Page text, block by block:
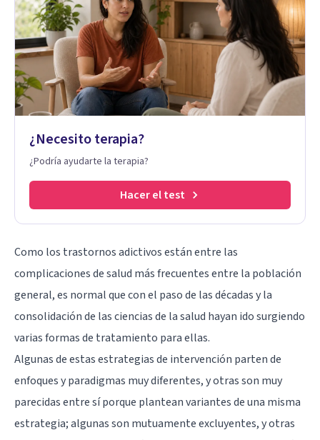
¿Necesito terapia?
¿Podría ayudarte la terapia?
Hacer el test
Como los trastornos adictivos están entre las
complicaciones de salud más frecuentes entre la población
general, es normal que con el paso de las décadas y la
consolidación de las ciencias de la salud hayan ido surgiendo
varias formas de tratamiento para ellas.
Algunas de estas estrategias de intervención parten de
enfoques y paradigmas muy diferentes, y otras son muy
parecidas entre sí porque plantean variantes de una misma
estrategia; algunas son mutuamente excluyentes, y otras